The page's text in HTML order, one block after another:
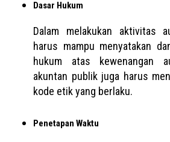
Dasar Hukum
Dalam melakukan aktivitas
harus mampu menyatakan
hukum atas kewenangan
akuntan publik juga harus
kode etik yang berlaku.
Penetapan Waktu